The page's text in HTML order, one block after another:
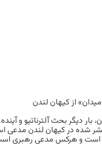
از کیهان لندن
بار دیگر بحث آلترناتیو و
شده در کیهان لندن مدعی
و هرکس مدعی رهبری